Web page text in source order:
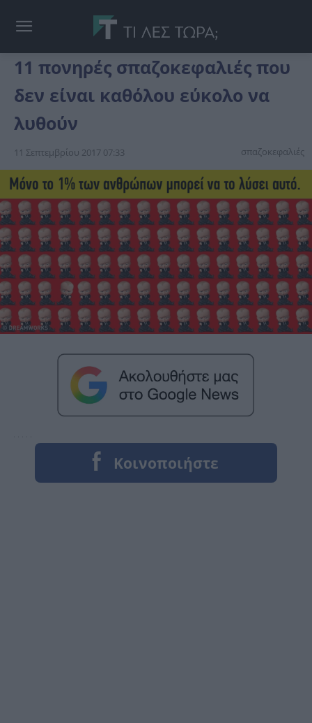
11 πονηρές σπαζοκεφαλιές που
δεν είναι καθόλου εύκολο να
λυθούν
11 Σεπτεμβρίου 2017 07:33 σπαζοκεφαλιές